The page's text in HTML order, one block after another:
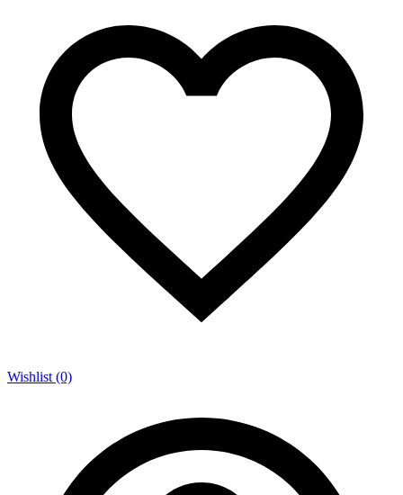
Wishlist (0)